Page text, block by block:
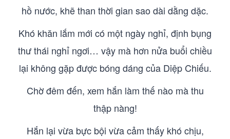
hồ nước, khẽ than thời gian sao dài dằng dặc.
Khó khăn lắm mới có một ngày nghỉ, định bụng
thư thái nghỉ ngơi… vậy mà hơn nửa buổi chiều
lại không gặp được bóng dáng của Diệp Chiếu.
Chờ đêm đến, xem hắn làm thế nào mà thu
thập nàng!
Hắn lại vừa bực bội vừa cảm thấy khó chịu,